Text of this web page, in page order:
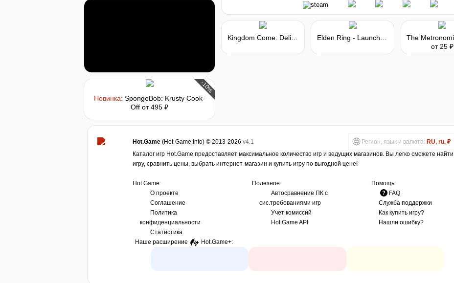
-10%
Новинка: SpongeBob: Krusty Cook-
Off от 495 ₽
Kingdom Come: Deliverance - Steelbook Edition
от 25 ₽
Hot.Game (Hot-Game.info) © 2013-2026 v4.1 Регион, язык и валюта: RU, ru, ₽
Каталог игр Hot.Game предоставляет максимальное количество игр и ведущих магазинов. Вы легко сможете найти
игру, сравнить цены, выбрать интернет-магазин и купить игру по выгодной цене!
Hot.Game:
О проекте
Соглашение
Политика
конфиденциальности
Статистика
Полезное:
Автосравнение ПК с
сис.требованиями игр
Учет комиссий
Hot.Game API
Помощь:
FAQ
Служба поддержки
Как купить игру?
Нашли ошибку?
Наше расширение Hot.Game+: